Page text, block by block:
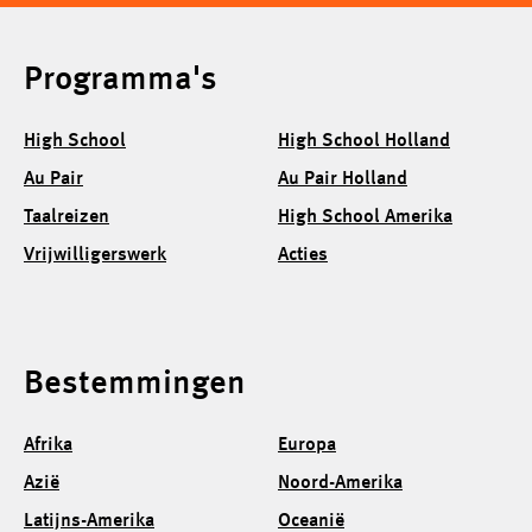
Programma's
High School
Au Pair
Taalreizen
Vrijwilligerswerk
High School Holland
Au Pair Holland
High School Amerika
Acties
Bestemmingen
Afrika
Azië
Latijns-Amerika
Europa
Noord-Amerika
Oceanië